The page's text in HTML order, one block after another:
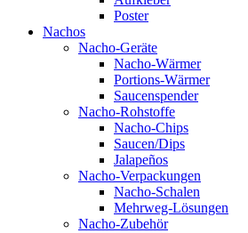
Poster
Nachos
Nacho-Geräte
Nacho-Wärmer
Portions-Wärmer
Saucenspender
Nacho-Rohstoffe
Nacho-Chips
Saucen/Dips
Jalapeños
Nacho-Verpackungen
Nacho-Schalen
Mehrweg-Lösungen
Nacho-Zubehör